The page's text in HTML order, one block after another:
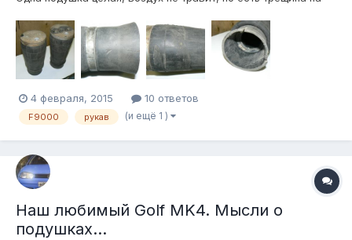
потертости на рукаве и выломан поршень: Резьба под фитинг
- 1/2", резьба под крепеж - 3/8". Верхние площадки из
алюминия....
4 февраля, 2015 10 ответов
F9000 рукав (и ещё 1 )
Наш любимый Golf MK4. Мысли о
подушках...